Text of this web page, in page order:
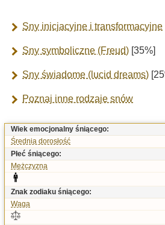
Sny inicjacyjne i transformacyjne
Sny symboliczne (Freud) [35%]
Sny świadome (lucid dreams)
Poznaj inne rodzaje snów
Wiek emocjonalny śniącego:
Średnia dorosłość
Płeć śniącego:
Mężczyzna
Znak zodiaku śniącego:
Waga